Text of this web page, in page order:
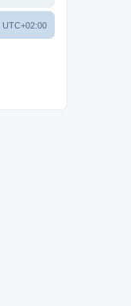
UTC+02:00